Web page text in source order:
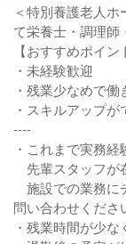
＜特別養護老人
て栄養士・調理師
【おすすめポイン
・未経験歓迎
・残業少なめで働
・スキルアップが
----
・これまで実務経
先輩スタッフが
施設での業務に
問い合わせくださ
・残業時間が少